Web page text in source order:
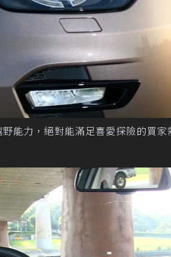
能力，絕對能滿足喜愛探險的買家